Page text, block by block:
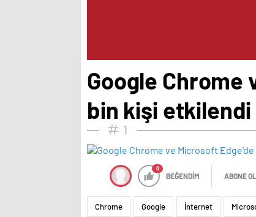
Google Chrome
bin kişi etkilendi
1
0
BEĞENDİM ABONE OL
Chrome Google İnternet